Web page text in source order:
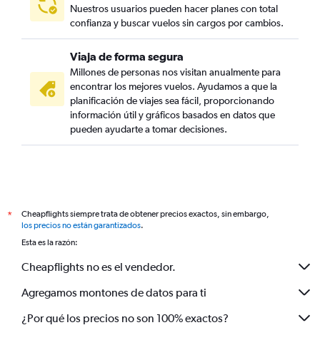
Nuestros usuarios pueden hacer planes con total
confianza y buscar vuelos sin cargos por cambios.
Viaja de forma segura
Millones de personas nos visitan anualmente para
encontrar los mejores vuelos. Ayudamos a que la
planificación de viajes sea fácil, proporcionando
información útil y gráficos basados en datos que
pueden ayudarte a tomar decisiones.
*
Cheapflights siempre trata de obtener precios exactos, sin embargo,
los precios no están garantizados.
Esta es la razón:
Cheapflights no es el vendedor.
Agregamos montones de datos para ti
¿Por qué los precios no son 100% exactos?